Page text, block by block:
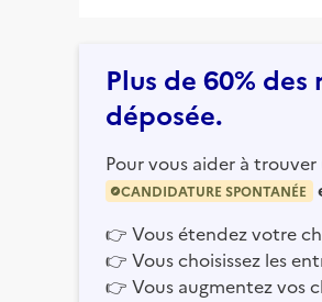
Plus de 60%
déposée.
Pour vous aider à
CANDIDATURE SPONTANÉE
👉 Vous étendez votre
👉 Vous choisissez les
👉 Vous augmentez vos